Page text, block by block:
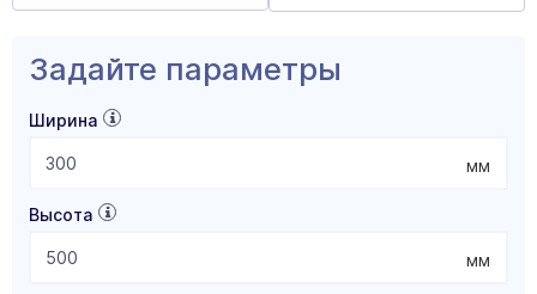
Задайте параметры
Ширина
мм
Высота
мм